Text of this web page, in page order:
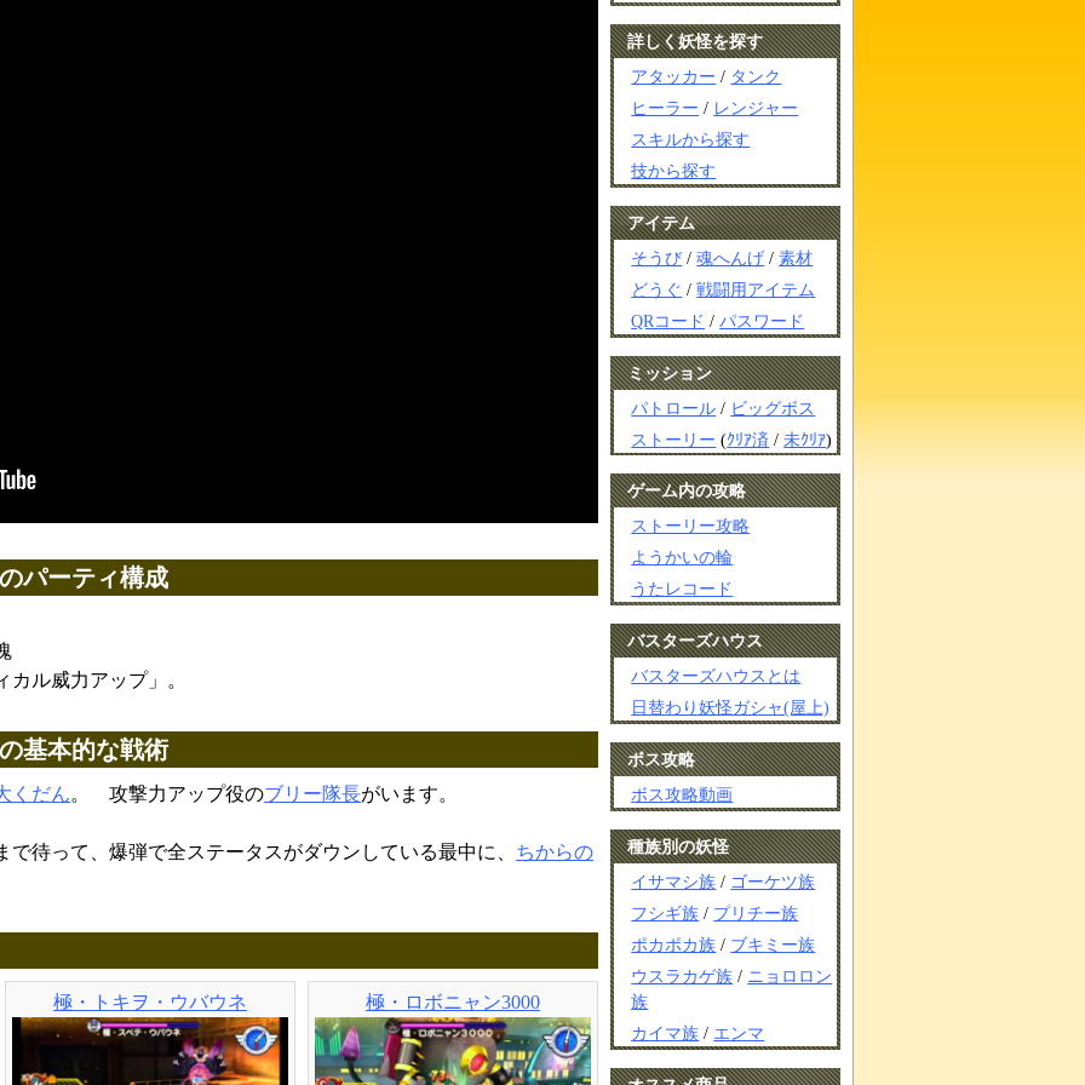
パーティ構成
ル威力アップ」。
基本的な戦術
くだん。 攻撃力アップ役のブリー隊長がいます。
で待って、爆弾で全ステータスがダウンしている最中に、 ちからの
極・トキヲ・ウバウネ 極・ロボニャン3000
詳しく妖怪を探す
アタッカー / タンク
ヒーラー / レンジャー
スキルから探す
技から探す
アイテム
そうび /魂へんげ /素材
どうぐ /戦闘用アイテム
QRコード /パスワード
ミッション
パトロール / ビッグボス
ストーリー (ｸﾘｱ済 /未ｸﾘｱ)
ゲーム内の攻略
ストーリー攻略
ようかいの輪
うたレコード
バスターズハウス
バスターズハウスとは
日替わり妖怪ガシャ(屋上)
ボス攻略
ボス攻略動画
種族別の妖怪
イサマシ族 / ゴーケツ族
フシギ族 / プリチー族
ポカポカ族 / ブキミー族
ウスラカゲ族 / ニョロロン
族
カイマ族 / エンマ